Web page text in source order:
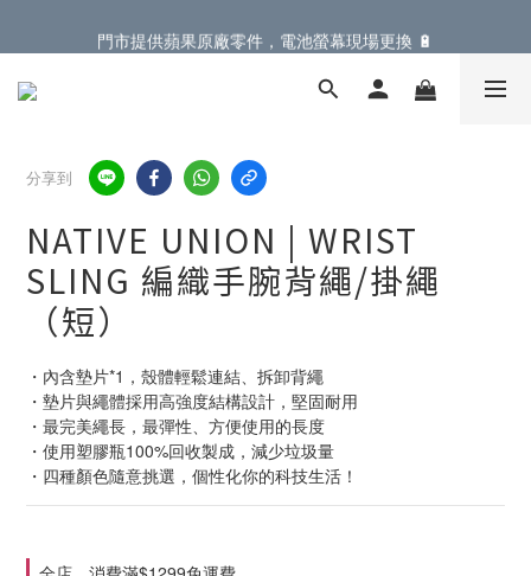
登入會員滿 $899 即享免運費優惠，再享全單 95折
分享到
NATIVE UNION | WRIST
SLING 編織手腕背繩/掛繩
（短）
・內含墊片*1，殼體輕鬆連結、拆卸背繩
・墊片與繩體採用高強度結構設計，堅固耐用
・最完美繩長，最彈性、方便使用的長度
・使用塑膠瓶100%回收製成，減少垃圾量
・四種顏色隨意挑選，個性化你的科技生活！